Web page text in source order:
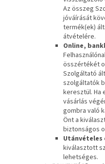
Az összeg
jóváírását
termék(ek)
átvételére.
Online,
összértékét
Szolgáltató
szolgáltatók
keresztül. Ha
vásárlás
gombra való
Önt a
biztonságos
Utánvételes
kiválasztott
lehetséges.